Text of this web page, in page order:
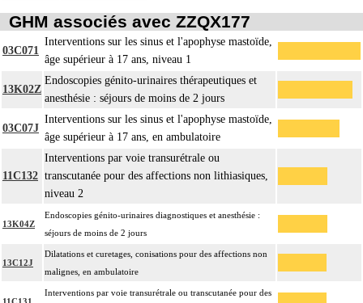
GHM associés avec ZZQX177
03C071
Interventions sur les sinus et l'apophyse mastoïde,
âge supérieur à 17 ans, niveau 1
13K02Z
Endoscopies génito-urinaires thérapeutiques et
anesthésie : séjours de moins de 2 jours
03C07J
Interventions sur les sinus et l'apophyse mastoïde,
âge supérieur à 17 ans, en ambulatoire
11C132
Interventions par voie transurétrale ou
transcutanée pour des affections non lithiasiques,
niveau 2
13K04Z
Endoscopies génito-urinaires diagnostiques et anesthésie :
séjours de moins de 2 jours
13C12J
Dilatations et curetages, conisations pour des affections non
malignes, en ambulatoire
Interventions par voie transurétrale ou transcutanée pour des